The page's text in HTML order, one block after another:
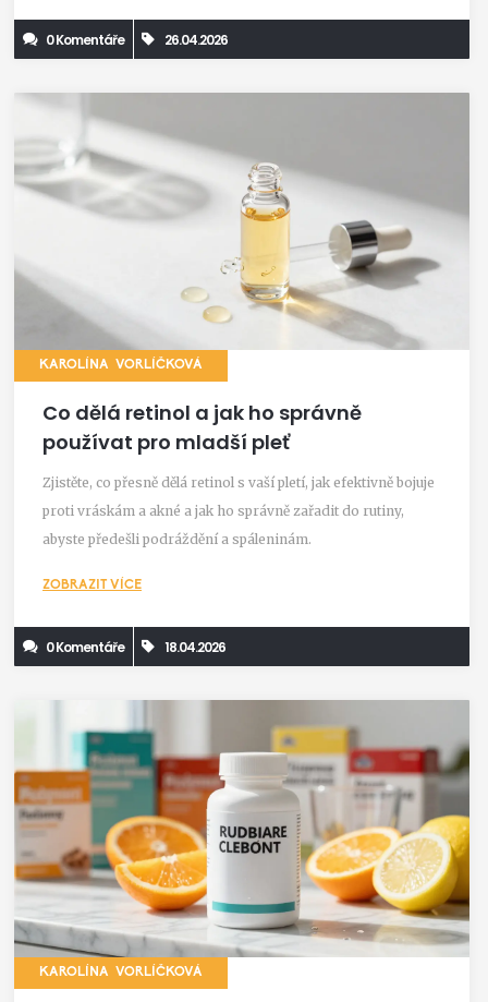
0 Komentáře 26.04.2026
KAROLÍNA VORLÍČKOVÁ
Co dělá retinol a jak ho správně
používat pro mladší pleť
Zjistěte, co přesně dělá retinol s vaší pletí, jak efektivně bojuje
proti vráskám a akné a jak ho správně zařadit do rutiny,
abyste předešli podráždění a spáleninám.
ZOBRAZIT VÍCE
0 Komentáře 18.04.2026
KAROLÍNA VORLÍČKOVÁ